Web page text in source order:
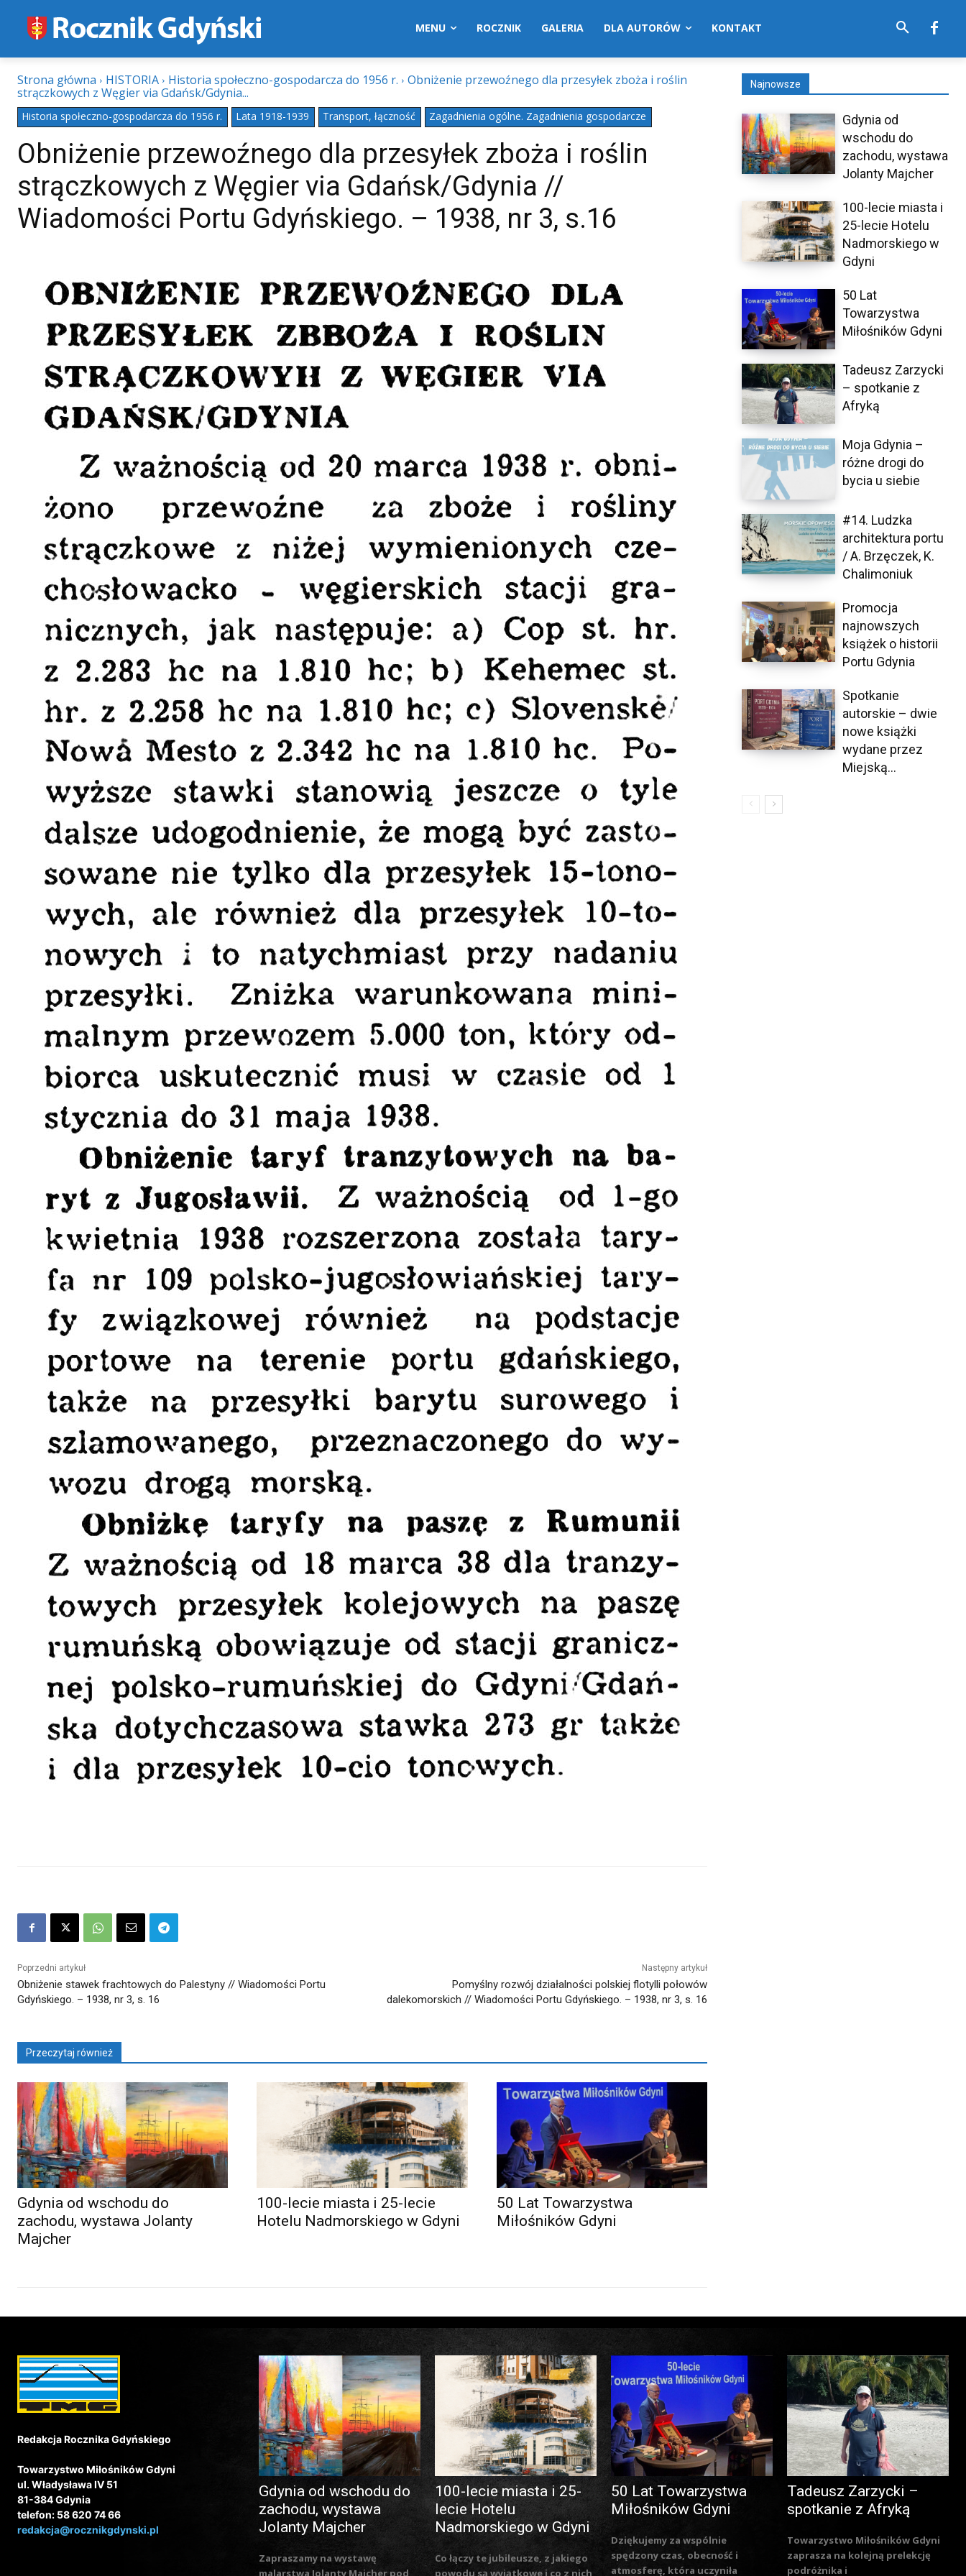
MENU ROCZNIK GALERIA DLA AUTORÓW KONTAKT
Strona główna HISTORIA Historia społeczno-gospodarcza do 1956 r.
Obniżenie przewoźnego dla przesyłek zboża i roślin
strączkowych z Węgier via Gdańsk/Gdynia...
Historia społeczno-gospodarcza do 1956 r. Lata 1918-1939 Transport, łączność Zagadnienia ogólne. Zagadnienia gospodarcze
Obniżenie przewoźnego dla przesyłek zboża i roślin
strączkowych z Węgier via Gdańsk/Gdynia //
Wiadomości Portu Gdyńskiego. – 1938, nr 3, s.16
Poprzedni artykuł
Obniżenie stawek frachtowych do Palestyny // Wiadomości Portu
Gdyńskiego. – 1938, nr 3, s. 16
Następny artykuł
Pomyślny rozwój działalności polskiej flotylli połowów
dalekomorskich // Wiadomości Portu Gdyńskiego. – 1938, nr 3, s. 16
Przeczytaj również
Gdynia od wschodu do
zachodu, wystawa Jolanty
Majcher
100-lecie miasta i 25-lecie
Hotelu Nadmorskiego w Gdyni
50 Lat Towarzystwa
Miłośników Gdyni
Najnowsze
Gdynia od
wschodu do
zachodu, wystawa
Jolanty Majcher
100-lecie miasta i
25-lecie Hotelu
Nadmorskiego w
Gdyni
50 Lat
Towarzystwa
Miłośników Gdyni
Tadeusz Zarzycki
– spotkanie z
Afryką
Moja Gdynia –
różne drogi do
bycia u siebie
#14. Ludzka
architektura portu
/ A. Brzęczek, K.
Chalimoniuk
Promocja
najnowszych
książek o historii
Portu Gdynia
Spotkanie
autorskie – dwie
nowe książki
wydane przez
Miejską...
Redakcja Rocznika Gdyńskiego
Towarzystwo Miłośników Gdyni
ul. Władysława IV 51
81-384 Gdynia
telefon: 58 620 74 66
redakcja@rocznikgdynski.pl
Gdynia od wschodu do
zachodu, wystawa
Jolanty Majcher
Zapraszamy na wystawę
100-lecie miasta i 25-
lecie Hotelu
Nadmorskiego w Gdyni
Co łączy te jubileusze, z jakiego
50 Lat Towarzystwa
Miłośników Gdyni
Dziękujemy za wspólnie
spędzony czas, obecność i
atmosferę, która uczyniła
Tadeusz Zarzycki –
spotkanie z Afryką
Towarzystwo Miłośników Gdyni
zaprasza na kolejną prelekcję
podróżnika i